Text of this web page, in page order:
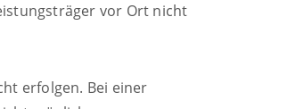
vor Ort nicht
erfolgen. Bei einer